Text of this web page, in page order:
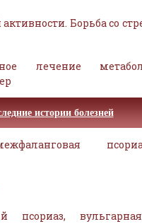
Борьба со
лечение
истории болезней
псориаз,